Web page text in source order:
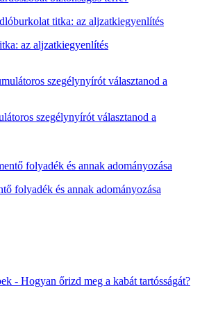
az aljzatkiegyenlítés
szegélynyírót választanod a
folyadék és annak adományozása
- Hogyan őrizd meg a kabát tartósságát?